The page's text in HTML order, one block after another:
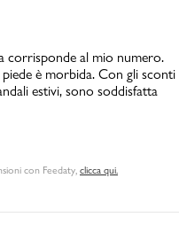
corrisponde al mio numero.
è morbida. Con gli sconti
estivi, sono soddisfatta
con Feedaty, clicca qui.